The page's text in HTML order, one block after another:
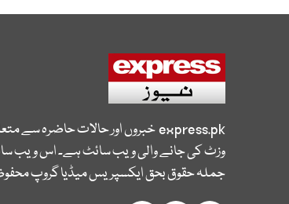
express.pkخبروں اور حالات حاضرہ سے
وزٹ کی جانے والی ویب سائٹ ہے۔ اس ویب
جملہ حقوق بحق ایکسپریس میڈیا گروپ